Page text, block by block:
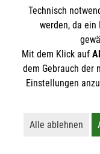
Erste Hilfe
Mensch in Not
Technisch
werden, da
Mit dem Klick auf
dem Gebrauch der
Einstellungen
Alle ablehnen
Lehnt alle